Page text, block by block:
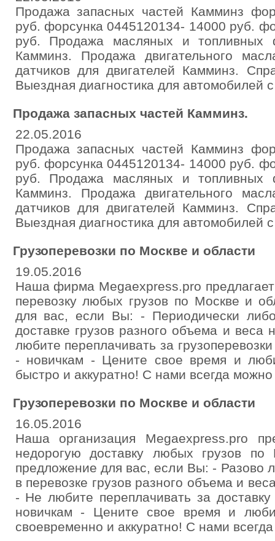
Продажа запасных частей Камминз
руб. форсунка 0445120134- 14000 руб.
руб. Продажа масляных и топливных
Камминз. Продажа двигательного
датчиков для двигателей Камминз.
Выездная диагностика для автомобилей
Продажа запасных частей Камминз.
22.05.2016
Продажа запасных частей Камминз
руб. форсунка 0445120134- 14000 руб.
руб. Продажа масляных и топливных
Камминз. Продажа двигательного
датчиков для двигателей Камминз.
Выездная диагностика для автомобилей
Грузоперевозки по Москве и области
19.05.2016
Наша фирма Megaexpress.pro
перевозку любых грузов по Москве и
для вас, если Вы: - Периодически
доставке грузов разного объема и
любите переплачивать за
- новичкам - Цените свое время и
быстро и аккуратно! С нами всегда можно
Грузоперевозки по Москве и области
16.05.2016
Наша организация Megaexpress.pro
недорогую доставку любых грузов
предложение для вас, если Вы: - Разово
в перевозке грузов разного объема и
- Не любите переплачивать за
новичкам - Цените свое время и
своевременно и аккуратно! С нами